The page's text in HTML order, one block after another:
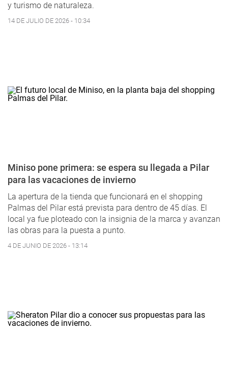
y turismo de naturaleza.
14 DE JULIO DE 2026 - 10:34
Miniso pone primera: se espera su llegada a Pilar
para las vacaciones de invierno
La apertura de la tienda que funcionará en el shopping
Palmas del Pilar está prevista para dentro de 45 días. El
local ya fue ploteado con la insignia de la marca y avanzan
las obras para la puesta a punto.
4 DE JUNIO DE 2026 - 13:14